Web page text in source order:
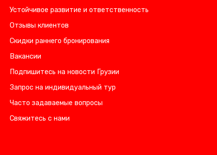
Устойчивое развитие и ответственность
Отзывы клиентов
Скидки раннего бронирования
Вакансии
Подпишитесь на новости Грузии
Запрос на индивидуальный тур
Часто задаваемые вопросы
Свяжитесь с нами